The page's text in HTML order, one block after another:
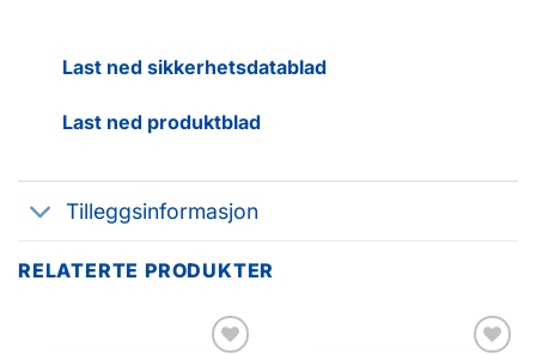
Last ned sikkerhetsdatablad
Last ned produktblad
Tilleggsinformasjon
RELATERTE PRODUKTER